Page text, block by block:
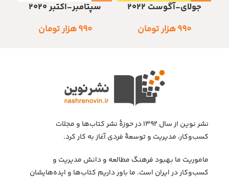
جولای-آگوست 2022
۹۹۰هزار تومان
سپتامبر-اکتبر 2020
۹۹۰هزار تومان
نشر نوین از سال ۱۳۹۲ در حوزهٔ نشر کتاب‌ها و مجلات
کسب‌وکار، مدیریت و توسعهٔ فردی آغاز به کار کرد.
ماموریت ما بهبود فرهنگ مطالعه و دانش مدیریت و
کسب‌وکار در ایران است. ما باور داریم کتاب‌ها و ایده‌هایشان